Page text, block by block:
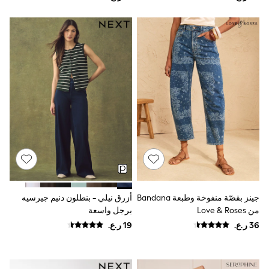
Sunset Styles
Sets & Outfits
Linen Collection
Tops & T-Shirts
Shirts
Polo Shirts
Swimwear
Shorts
Sandals & Clogs
Sun Safe
Rash Vests
Sun Hats & Caps
Sunglasses
Baby Holiday Shop
Baby Summer Nightwear
Sets & Outfits
Rompers
Sandals
Mens' Holiday Shop
جينز بقصّة منفوخة وطبعة Bandana
من Love & Roses
أزرق نيلي - بنطلون دنيم جيرسيه
برجل واسعة